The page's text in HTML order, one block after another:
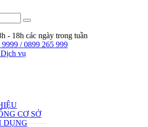
- 18h các ngày trong tuần
9999 / 0899 265 999
vụ
CƠ SỞ
DỤNG